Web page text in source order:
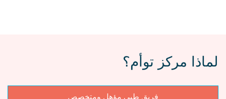
لماذا مركز توأم؟
فريق طبي مؤهل ومتخصص